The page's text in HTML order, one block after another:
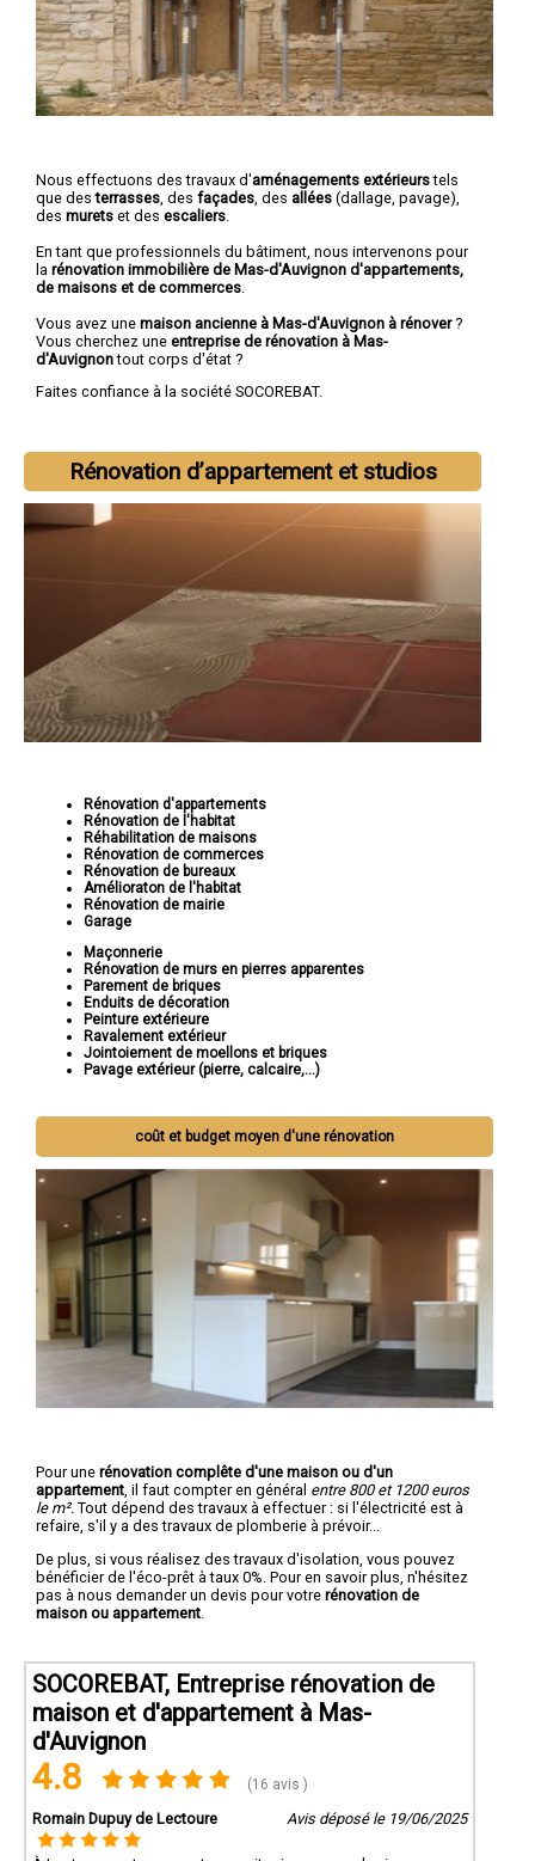
Nous effectuons des travaux d'aménagements extérieurstels
que desterrasses , des façades , des allées (dallage, pavage),
des murets et des escaliers
En tant que professionnels du bâtiment, nous intervenons pour
la rénovation immobilière de Mas-d'Auvignon d'appartements,
de maisons et de commerces
Vous avez une maison ancienne à Mas-d'Auvignon à rénover?
Vous cherchez une entreprise de rénovation à Mas-
d'Auvignontout corps d'état ?
Faites confiance à la société SOCOREBAT.
Rénovation d’appartement et studios
Rénovation d'appartements
Rénovation de l'habitat
Réhabilitation de maisons
Rénovation de commerces
Rénovation de bureaux
Amélioraton de l'habitat
Rénovation de mairie
Garage
Maçonnerie
Rénovation de murs en pierres apparentes
Parement de briques
Enduits de décoration
Peinture extérieure
Ravalement extérieur
Jointoiement de moellons et briques
Pavage extérieur (pierre, calcaire,...)
coût et budget moyen d'une rénovation
Pour une rénovation complête d'une maison ou d'un
appartement , il faut compter en général entre 800 et 1200 euros
le m². Tout dépend des travaux à effectuer : si l'électricité est à
refaire, s'il y a des travaux de plomberie à prévoir...
De plus, si vous réalisez des travaux d'isolation, vous pouvez
bénéficier de l'éco-prêt à taux 0%. Pour en savoir plus, n'hésitez
pas à nous demander un devis pour votre rénovation de
maison ou appartement
SOCOREBAT, Entreprise rénovation de
maison et d'appartement à Mas-
d'Auvignon
4.8 (16 avis )
Romain Dupuy de Lectoure Avis déposé le 19/06/2025